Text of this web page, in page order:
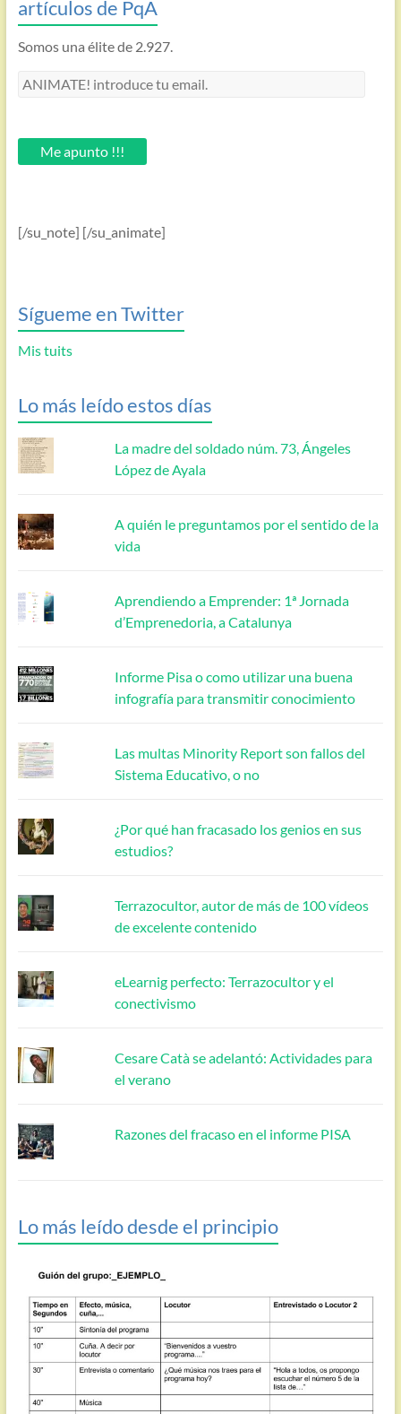
artículos de PqA
Somos una élite de 2.927.
ANIMATE!
email.Me apunto !!!
[/su_note] [/su_animate]
Sígueme en Twitter
Mis tuits
Lo más leído estos días
La madre del soldado núm. 73, Ángeles
López de Ayala
A quién le preguntamos por el sentido de la
vida
Aprendiendo a Emprender: 1ª Jornada
d’Emprenedoria, a Catalunya
Informe Pisa o como utilizar una buena
infografía para transmitir conocimiento
Las multas Minority Report son fallos del
Sistema Educativo, o no
¿Por qué han fracasado los genios en sus
estudios?
Terrazocultor, autor de más de 100 vídeos
de excelente contenido
eLearnig perfecto: Terrazocultor y el
conectivismo
Cesare Catà se adelantó: Actividades para
el verano
Razones del fracaso en el informe PISA
Lo más leído desde el principio